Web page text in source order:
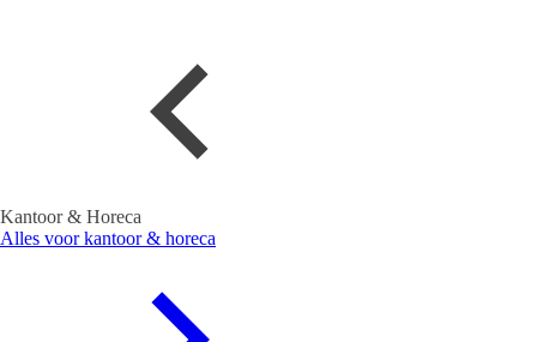
Kantoor & Horeca
Alles voor kantoor & horeca